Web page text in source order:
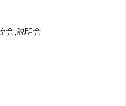
会,説明会